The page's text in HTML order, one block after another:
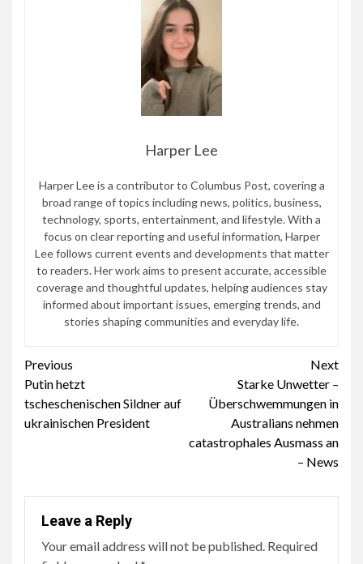
Harper Lee
Harper Lee is a contributor to Columbus Post, covering a
broad range of topics including news, politics, business,
technology, sports, entertainment, and lifestyle. With a
focus on clear reporting and useful information, Harper
Lee follows current events and developments that matter
to readers. Her work aims to present accurate, accessible
coverage and thoughtful updates, helping audiences stay
informed about important issues, emerging trends, and
stories shaping communities and everyday life.
Continue
Reading
Previous
Putin hetzt
tscheschenischen Sildner auf
ukrainischen President
Next
Starke Unwetter –
Überschwemmungen in
Australians nehmen
catastrophales Ausmass an
– News
Leave a Reply
Your email address will not be published. Required